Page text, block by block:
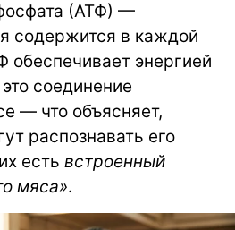
(АТФ) —
содержится в каждой
обеспечивает энергией
соединение
— что объясняет,
распознавать его
есть встроенный
мяса».